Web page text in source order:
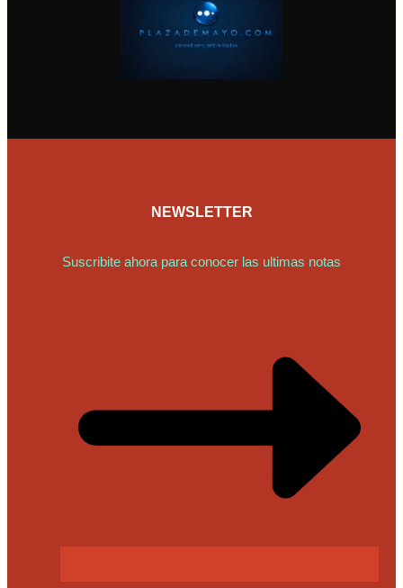
NEWSLETTER
Suscribite ahora para conocer las ultimas notas